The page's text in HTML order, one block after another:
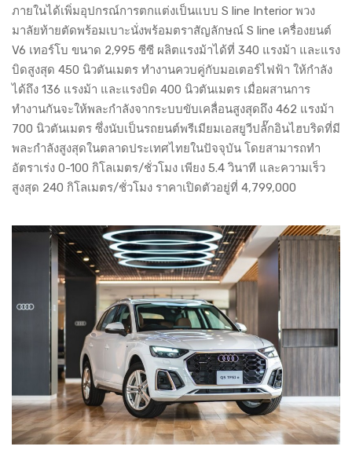
ภายในได้เพิ่มอุปกรณ์การตกแต่งเป็นแบบ S line Interior พวง
มาลัยท้ายตัดพร้อมเบาะนั่งพร้อมตราสัญลักษณ์ S line เครื่องยนต์
V6 เทอร์โบ ขนาด 2,995 ซีซี ผลิตแรงม้าได้ที่ 340 แรงม้า และแรง
บิดสูงสุด 450 นิวตันเมตร ทำงานควบคู่กับมอเตอร์ไฟฟ้า ให้กำลัง
ได้ถึง 136 แรงม้า และแรงบิด 400 นิวตันเมตร เมื่อผสานการ
ทำงานกันจะให้พละกำลังจากระบบขับเคลื่อนสูงสุดถึง 462 แรงม้า
700 นิวตันเมตร ซึ่งนับเป็นรถยนต์พรีเมียมเอสยูวีปลั๊กอินไฮบริดที่มี
พละกำลังสูงสุดในตลาดประเทศไทยในปัจจุบัน โดยสามารถทำ
อัตราเร่ง 0-100 กิโลเมตร/ชั่วโมง เพียง 5.4 วินาที และความเร็ว
สูงสุด 240 กิโลเมตร/ชั่วโมง ราคาเปิดตัวอยู่ที่ 4,799,000